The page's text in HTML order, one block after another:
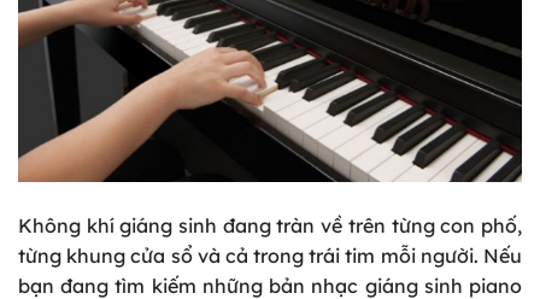
Không khí giáng sinh đang tràn về trên từng con phố,
từng khung cửa sổ và cả trong trái tim mỗi người. Nếu
bạn đang tìm kiếm những bản nhạc giáng sinh piano